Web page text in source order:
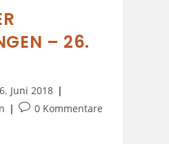
– 26.
Juni 2018
0 Kommentare